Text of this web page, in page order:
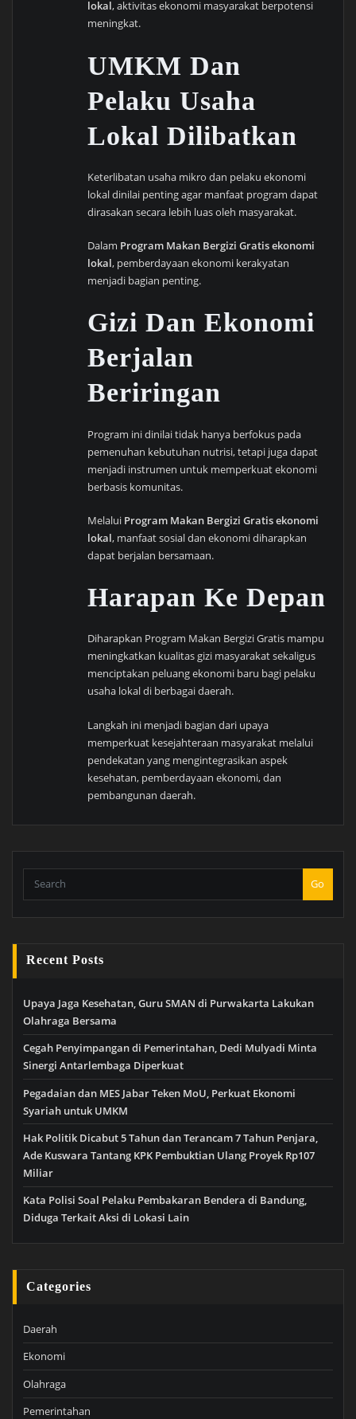
lokal, aktivitas ekonomi masyarakat berpotensi
meningkat.
UMKM Dan
Pelaku Usaha
Lokal Dilibatkan
Keterlibatan usaha mikro dan pelaku ekonomi
lokal dinilai penting agar manfaat program dapat
dirasakan secara lebih luas oleh masyarakat.
Dalam Program Makan Bergizi Gratis ekonomi
lokal, pemberdayaan ekonomi kerakyatan
menjadi bagian penting.
Gizi Dan Ekonomi
Berjalan
Beriringan
Program ini dinilai tidak hanya berfokus pada
pemenuhan kebutuhan nutrisi, tetapi juga dapat
menjadi instrumen untuk memperkuat ekonomi
berbasis komunitas.
Melalui Program Makan Bergizi Gratis ekonomi
lokal, manfaat sosial dan ekonomi diharapkan
dapat berjalan bersamaan.
Harapan Ke Depan
Diharapkan Program Makan Bergizi Gratis mampu
meningkatkan kualitas gizi masyarakat sekaligus
menciptakan peluang ekonomi baru bagi pelaku
usaha lokal di berbagai daerah.
Langkah ini menjadi bagian dari upaya
memperkuat kesejahteraan masyarakat melalui
pendekatan yang mengintegrasikan aspek
kesehatan, pemberdayaan ekonomi, dan
pembangunan daerah.
Go
Recent Posts
Upaya Jaga Kesehatan, Guru SMAN di Purwakarta Lakukan
Olahraga Bersama
Cegah Penyimpangan di Pemerintahan, Dedi Mulyadi Minta
Sinergi Antarlembaga Diperkuat
Pegadaian dan MES Jabar Teken MoU, Perkuat Ekonomi
Syariah untuk UMKM
Hak Politik Dicabut 5 Tahun dan Terancam 7 Tahun Penjara,
Ade Kuswara Tantang KPK Pembuktian Ulang Proyek Rp107
Miliar
Kata Polisi Soal Pelaku Pembakaran Bendera di Bandung,
Diduga Terkait Aksi di Lokasi Lain
Categories
Daerah
Ekonomi
Olahraga
Pemerintahan